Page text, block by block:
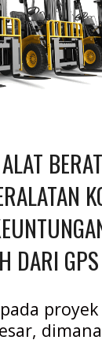
DARI